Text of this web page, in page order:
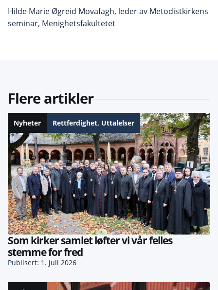
Hilde Marie Øgreid Movafagh, leder av Metodistkirkens
seminar, Menighetsfakultetet
Flere artikler
Nyheter Rettferdighet, Uttalelser
Som kirker samlet løfter vi vår felles
stemme for fred
Publisert: 1. juli 2026